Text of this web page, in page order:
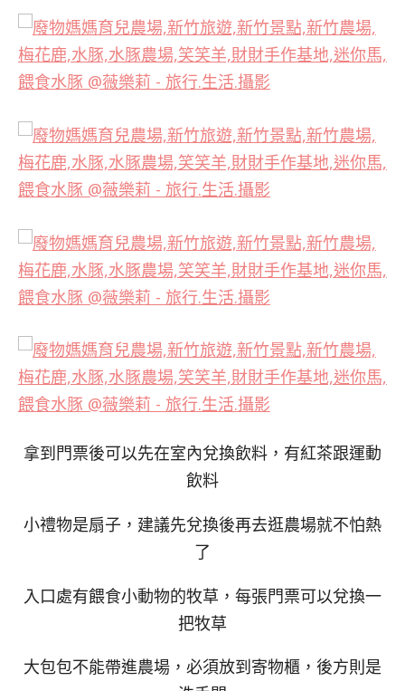
拿到門票後可以先在室內兌換飲料，有紅茶跟運動
飲料
小禮物是扇子，建議先兌換後再去逛農場就不怕熱
了
入口處有餵食小動物的牧草，每張門票可以兌換一
把牧草
大包包不能帶進農場，必須放到寄物櫃，後方則是